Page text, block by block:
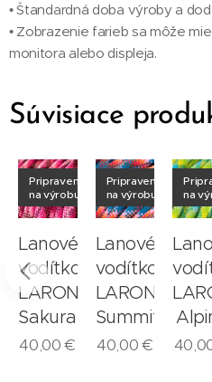
• Štandardná doba výroby a
• Zobrazenie farieb sa môže
monitora alebo displeja.
Súvisiace
Lanové
vodítko
LARON
Sakura
Pripravené
na výrobu
40,00€
Lanové
vodítko
LARON
Summit
Pripravené
na výrobu
40,00€
na